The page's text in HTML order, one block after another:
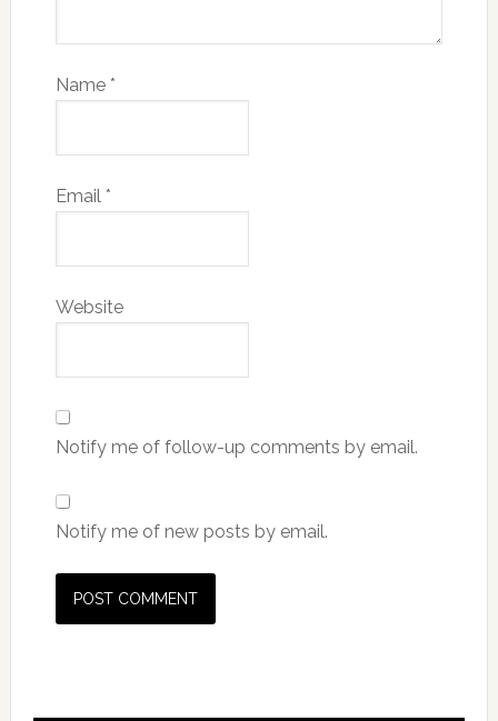
Name *
Email *
Website
Notify me of follow-up comments by email.
Notify me of new posts by email.